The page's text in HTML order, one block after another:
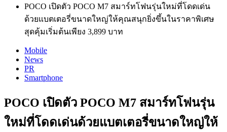
POCO เปิดตัว POCO M7 สมาร์ทโฟนรุ่นใหม่ที่โดดเด่น
ด้วยแบตเตอรี่ขนาดใหญ่ให้คุณสนุกยิ่งขึ้นในราคาพิเศษ
สุดคุ้มเริ่มต้นเพียง 3,899 บาท
Mobile
News
PR
Smartphone
POCO เปิดตัว POCO M7 สมาร์ทโฟนรุ่น
ใหม่ที่โดดเด่นด้วยแบตเตอรี่ขนาดใหญ่ให้